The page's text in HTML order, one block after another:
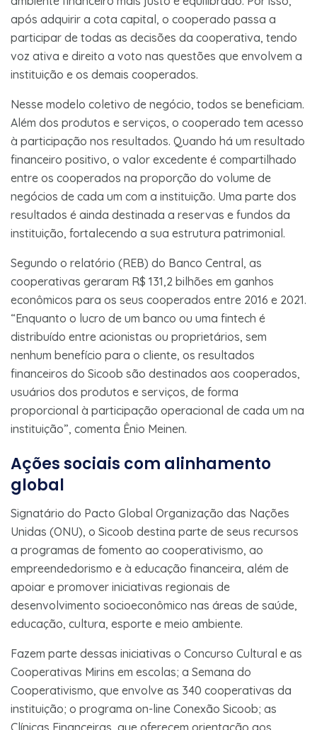
após adquirir a cota capital, o cooperado passa a
participar de todas as decisões da cooperativa, tendo
voz ativa e direito a voto nas questões que envolvem a
instituição e os demais cooperados.
Nesse modelo coletivo de negócio, todos se beneficiam.
Além dos produtos e serviços, o cooperado tem acesso
à participação nos resultados. Quando há um resultado
financeiro positivo, o valor excedente é compartilhado
entre os cooperados na proporção do volume de
negócios de cada um com a instituição. Uma parte dos
resultados é ainda destinada a reservas e fundos da
instituição, fortalecendo a sua estrutura patrimonial.
Segundo o relatório (REB) do Banco Central, as
cooperativas geraram R$ 131,2 bilhões em ganhos
econômicos para os seus cooperados entre 2016 e 2021.
“Enquanto o lucro de um banco ou uma fintech é
distribuído entre acionistas ou proprietários, sem
nenhum benefício para o cliente, os resultados
financeiros do Sicoob são destinados aos cooperados,
usuários dos produtos e serviços, de forma
proporcional à participação operacional de cada um na
instituição”, comenta Ênio Meinen.
Ações sociais com alinhamento
global
Signatário do Pacto Global Organização das Nações
Unidas (ONU), o Sicoob destina parte de seus recursos
a programas de fomento ao cooperativismo, ao
empreendedorismo e à educação financeira, além de
apoiar e promover iniciativas regionais de
desenvolvimento socioeconômico nas áreas de saúde,
educação, cultura, esporte e meio ambiente.
Fazem parte dessas iniciativas o Concurso Cultural e as
Cooperativas Mirins em escolas; a Semana do
Cooperativismo, que envolve as 340 cooperativas da
instituição; o programa on-line Conexão Sicoob; as
Clínicas Financeiras, que oferecem orientação aos